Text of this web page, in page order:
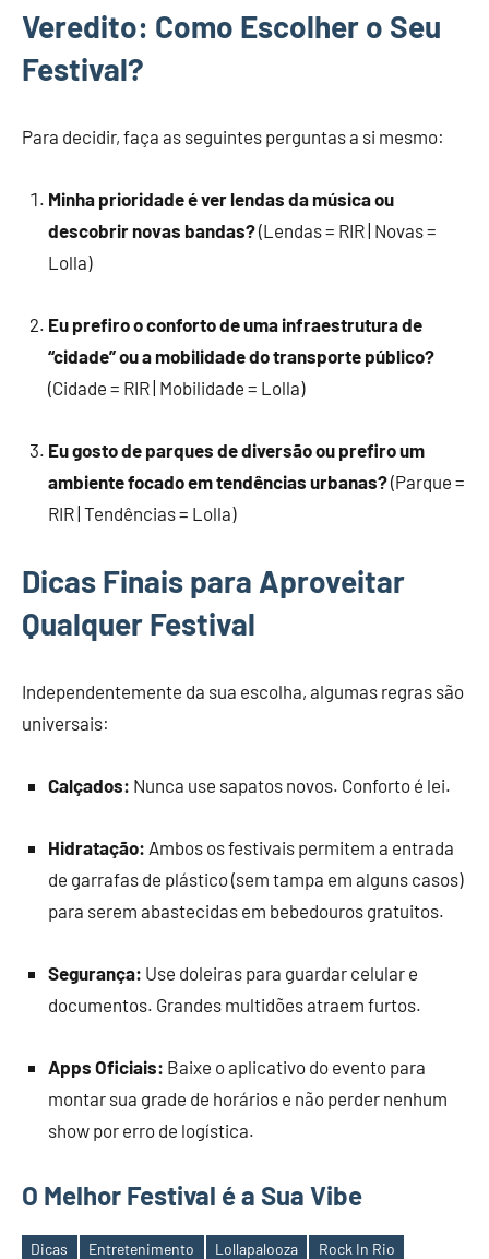
Veredito: Como Escolher o Seu
Festival?
Para decidir, faça as seguintes perguntas a si mesmo:
Minha prioridade é ver lendas da música ou
descobrir novas bandas?(Lendas = RIR | Novas =
Lolla)
Eu prefiro o conforto de uma infraestrutura de
“cidade” ou a mobilidade do transporte público?
(Cidade = RIR | Mobilidade = Lolla)
Eu gosto de parques de diversão ou prefiro um
ambiente focado em tendências urbanas?(Parque =
RIR | Tendências = Lolla)
Dicas Finais para Aproveitar
Qualquer Festival
Independentemente da sua escolha, algumas regras são
universais:
Calçados: Nunca use sapatos novos. Conforto é lei.
Hidratação: Ambos os festivais permitem a entrada
de garrafas de plástico (sem tampa em alguns casos)
para serem abastecidas em bebedouros gratuitos.
Segurança: Use doleiras para guardar celular e
documentos. Grandes multidões atraem furtos.
Apps Oficiais: Baixe o aplicativo do evento para
montar sua grade de horários e não perder nenhum
show por erro de logística.
O Melhor Festival é a Sua Vibe
Dicas Entretenimento Lollapalooza Rock In Rio